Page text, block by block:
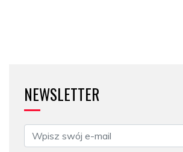
NEWSLETTER